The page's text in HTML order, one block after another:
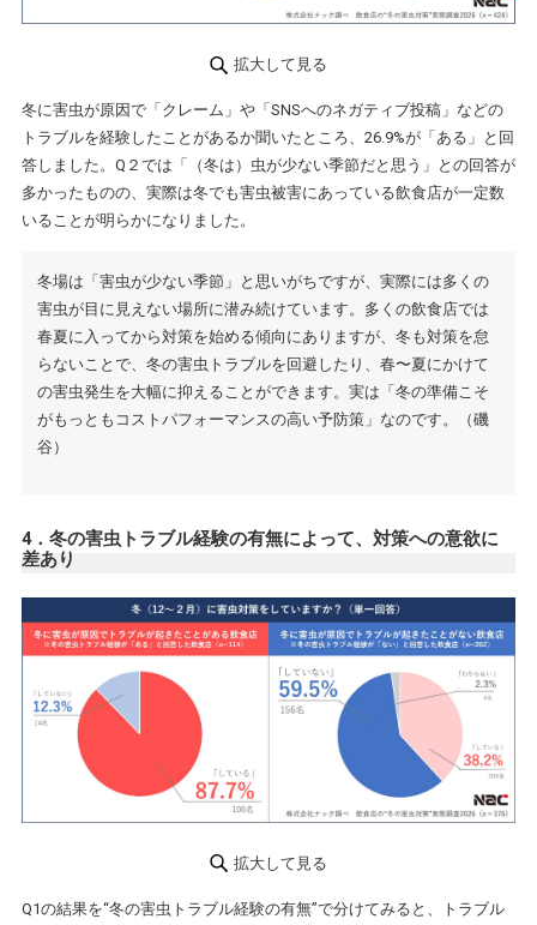
拡大して見る
冬に害虫が原因で「クレーム」や「SNSへのネガティブ投稿」などの
トラブルを経験したことがあるか聞いたところ、26.9%が「ある」と回
答しました。Q２では「（冬は）虫が少ない季節だと思う」との回答が
多かったものの、実際は冬でも害虫被害にあっている飲食店が一定数
いることが明らかになりました。
冬場は「害虫が少ない季節」と思いがちですが、実際には多くの
害虫が目に見えない場所に潜み続けています。多くの飲食店では
春夏に入ってから対策を始める傾向にありますが、冬も対策を怠
らないことで、冬の害虫トラブルを回避したり、春〜夏にかけて
の害虫発生を大幅に抑えることができます。実は「冬の準備こそ
がもっともコストパフォーマンスの高い予防策」なのです。（磯
谷）
4．冬の害虫トラブル経験の有無によって、対策への意欲に
差あり
拡大して見る
Q1の結果を“冬の害虫トラブル経験の有無”で分けてみると、トラブル